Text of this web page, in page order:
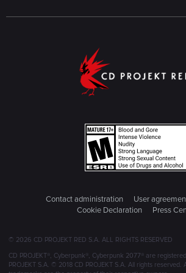
Contact administration User
Cookie Declaration
Press
© 2026 CD PROJEKT RED S.A. ALL RIGHTS RESERVED
CD PROJEKT®, Cyberpunk®, Cyberpunk 2077® are
PROJEKT S.A. © 2018 CD PROJEKT S.A. All rights reserved.